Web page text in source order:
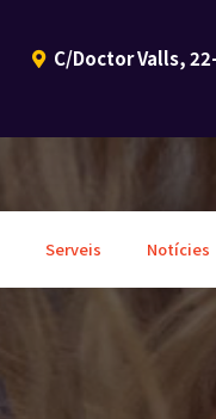
C/Doctor Valls,
Serveis Notícies